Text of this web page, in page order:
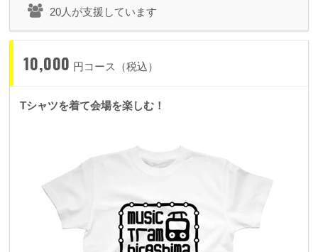
20人が支援しています
10,000 円コース（税込）
Tシャツを着て会場を楽しむ！